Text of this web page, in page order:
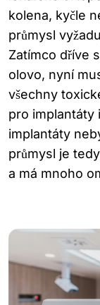
kolena, kyčle
průmysl
Zatímco dříve
olovo, nyní
všechny
pro implantáty
implantáty
průmysl je
a má mnoho